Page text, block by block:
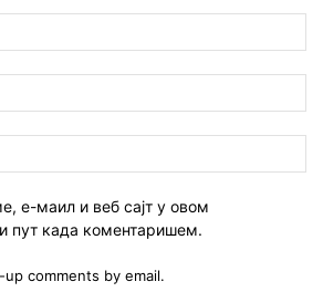
е-маил и веб сајт у овом
пут када коментаришем.
comments by email.